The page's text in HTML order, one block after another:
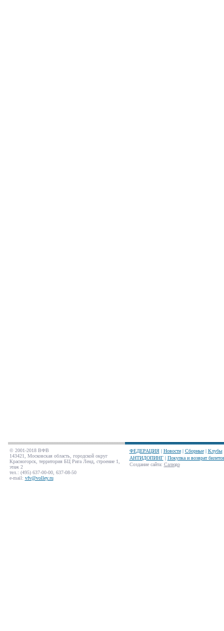
© 2001-2018 ВФВ
143421, Московская область, городской округ
Красногорск, территория БЦ Рига Ленд, строение 1,
этаж 2
тел.: (495) 637-00-00, 637-08-50
e-mail: vfv@volley.ru
ФЕДЕРАЦИЯ| Новости| Сборные| Клубы
АНТИДОПИНГ| Покупка и возврат
Создание сайта: Салюдо